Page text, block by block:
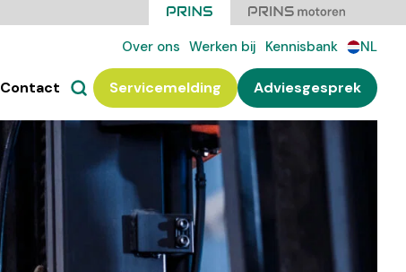
Over ons Werken bij Kennisbank NL
Contact Servicemelding Adviesgesprek